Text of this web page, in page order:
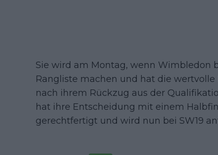
Sie wird am Montag, wenn Wimbledon
Rangliste machen und hat die
nach ihrem Rückzug aus der
hat ihre Entscheidung mit einem
gerechtfertigt und wird nun bei SW19